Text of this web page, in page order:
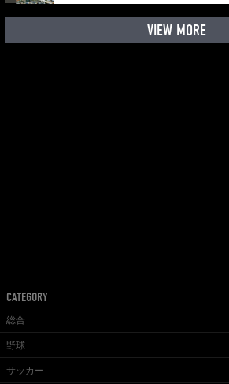
VIEW MORE
CATEGORY
総合
野球
サッカー